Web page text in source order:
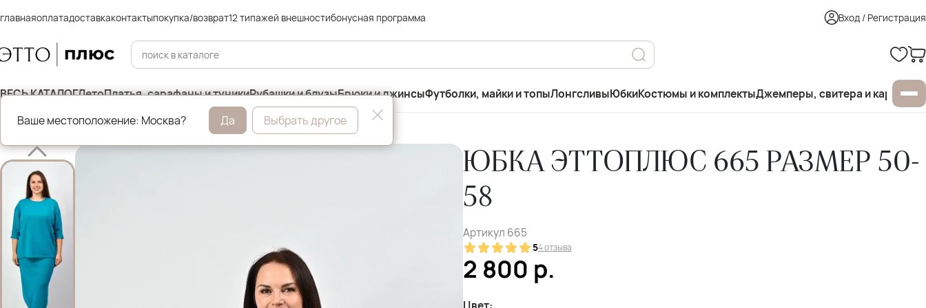
главнаяоплатадоставкаконтактыпокупка/возврат12 типажей внешностибонусная программа Вход / Регистрация
ВЕСЬ КАТАЛОГЛетоПлатья, сарафаны и туникиРубашки и блузыБрюки и джинсыФутболки, майки и топыЛонгсливыЮбкиКостюмы и комплектыДжемперы, свитера и
Главная Юбки
ЮБКА ЭТТОПЛЮС 665 РАЗМЕР 50-
58
Артикул 665
54 отзыва
2 800 р.
Ваше местоположение: Москва? Да Выбрать другое